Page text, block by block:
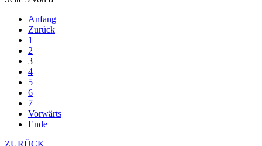
Anfang
Zurück
1
2
3
4
5
6
7
Vorwärts
Ende
ZURÜCK